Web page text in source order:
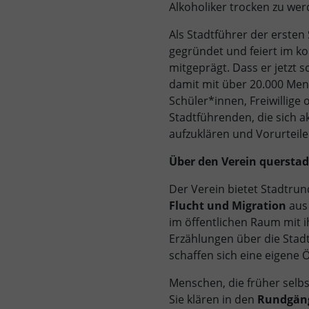
Alkoholiker trocken zu
Als Stadtführer der ersten
gegründet und feiert im
mitgeprägt. Dass er jetzt
damit mit über 20.000
Schüler*innen, Freiwillige
Stadtführenden, die sich
aufzuklären und
Über den Verein
Der Verein bietet
Flucht und Migration
im öffentlichen Raum mit
Erzählungen über die
schaffen sich eine eigene
Menschen, die früher
Sie klären in den